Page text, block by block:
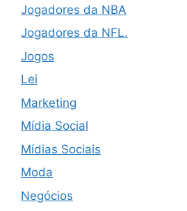
Jogadores da NBA
Jogadores da NFL.
Jogos
Lei
Marketing
Mídia Social
Mídias Sociais
Moda
Negócios